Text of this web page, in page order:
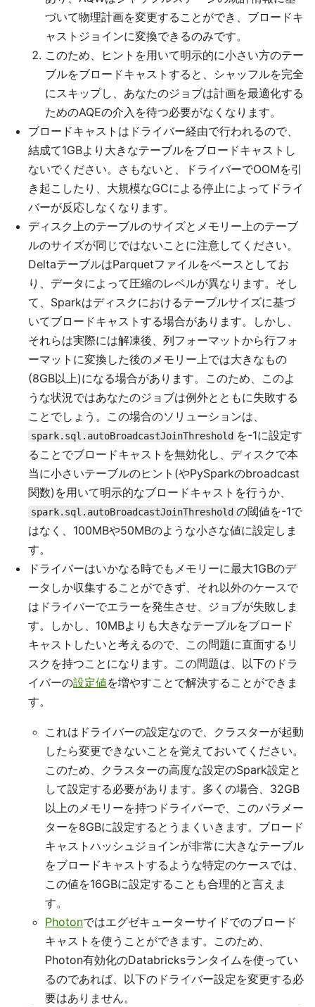
づいて物理計画を変更することができ、ブロードキ
ャストジョインに変換できるのみです。
このため、ヒントを用いて明示的に小さい方のテー
ブルをブロードキャストすると、シャッフルを完全
にスキップし、あなたのジョブは計画を最適化する
ためのAQEの介入を待つ必要がなくなります。
ブロードキャストはドライバー経由で行われるので、
結成て1GBより大きなテーブルをブロードキャストし
ないでください。さもないと、ドライバーでOOMを引
き起こしたり、大規模なGCによる停止によってドライ
バーが反応しなくなります。
ディスク上のテーブルのサイズとメモリー上のテーブ
ルのサイズが同じではないことに注意してください。
DeltaテーブルはParquetファイルをベースとしてお
り、データによって圧縮のレベルが異なります。そし
て、Sparkはディスクにおけるテーブルサイズに基づ
いてブロードキャストする場合があります。しかし、
それらは実際には解凍後、列フォーマットから行フォ
ーマットに変換した後のメモリー上では大きなもの
(8GB以上)になる場合があります。このため、このよ
うな状況ではあなたのジョブは例外とともに失敗する
ことでしょう。この場合のソリューションは、
spark.sql.autoBroadcastJoinThreshold を-1に設定す
ることでブロードキャストを無効化し、ディスクで本
当に小さいテーブルのヒント(やPySparkのbroadcast
関数)を用いて明示的なブロードキャストを行うか、
spark.sql.autoBroadcastJoinThreshold の閾値を-1で
はなく、100MBや50MBのような小さな値に設定しま
す。
ドライバーはいかなる時でもメモリーに最大1GBのデ
ータしか収集することができず、それ以外のケースで
はドライバーでエラーを発生させ、ジョブが失敗しま
す。しかし、10MBよりも大きなテーブルをブロード
キャストしたいと考えるので、この問題に直面するリ
スクを持つことになります。この問題は、以下のドラ
イバーの設定値を増やすことで解決することができま
す。
これはドライバーの設定なので、クラスターが起動
したら変更できないことを覚えておいてください。
このため、クラスターの高度な設定のSpark設定と
して設定する必要があります。多くの場合、32GB
以上のメモリーを持つドライバーで、このパラメー
ターを8GBに設定するとうまくいきます。ブロード
キャストハッシュジョインが非常に大きなテーブル
をブロードキャストするような特定のケースでは、
この値を16GBに設定することも合理的と言えま
す。
Photonではエグゼキューターサイドでのブロード
キャストを使うことができます。このため、
Photon有効化のDatabricksランタイムを使ってい
るのであれば、以下のドライバー設定を変更する必
要はありません。